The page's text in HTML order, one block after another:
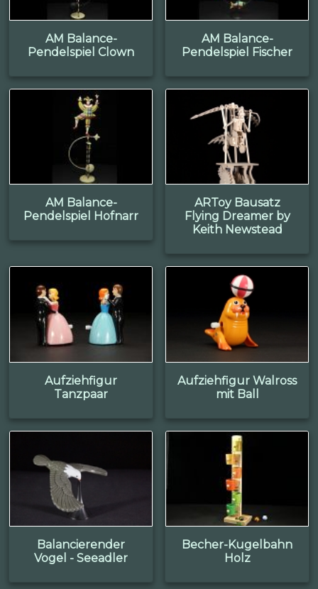
AM Balance-
Pendelspiel Clown
AM Balance-
Pendelspiel Fischer
AM Balance-
Pendelspiel Hofnarr
ARToy Bausatz
Flying Dreamer by
Keith Newstead
Aufziehfigur
Tanzpaar
Aufziehfigur Walross
mit Ball
Balancierender
Vogel - Seeadler
Becher-Kugelbahn
Holz